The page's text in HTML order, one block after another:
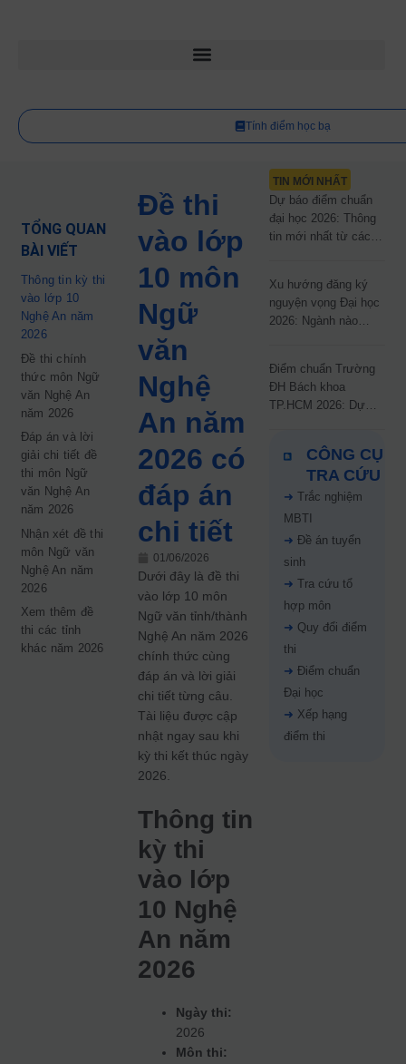
Tính điểm học bạ
TỔNG QUAN
BÀI VIẾT
Thông tin kỳ thi
vào lớp 10
Nghệ An năm
2026
Đề thi chính
thức môn Ngữ
văn Nghệ An
năm 2026
Đáp án và lời
giải chi tiết đề
thi môn Ngữ
văn Nghệ An
năm 2026
Nhận xét đề thi
môn Ngữ văn
Nghệ An năm
2026
Xem thêm đề
thi các tỉnh
khác năm 2026
Đề thi
vào lớp
10 môn
Ngữ
văn
Nghệ
An năm
2026 có
đáp án
chi tiết
01/06/2026
Dưới đây là đề thi
vào lớp 10 môn
Ngữ văn tỉnh/thành
Nghệ An năm 2026
chính thức cùng
đáp án và lời giải
chi tiết từng câu.
Tài liệu được cập
nhật ngay sau khi
kỳ thi kết thúc ngày
2026.
Thông tin
kỳ thi
vào lớp
10 Nghệ
An năm
2026
Ngày thi:
2026
Môn thi:
TIN MỚI NHẤT
Dự báo điểm chuẩn
đại học 2026: Thông
tin mới nhất từ các
Xu hướng đăng ký
nguyện vọng Đại học
2026: Ngành nào
Điểm chuẩn Trường
ĐH Bách khoa
TP.HCM 2026: Dự
67%
CÔNG CỤ
TRA CỨU
➜ Trắc nghiệm
MBTI
➜ Đề án tuyển
sinh
➜ Tra cứu tổ
hợp môn
➜ Quy đổi điểm
thi
➜ Điểm chuẩn
Đại học
➜ Xếp hạng
điểm thi